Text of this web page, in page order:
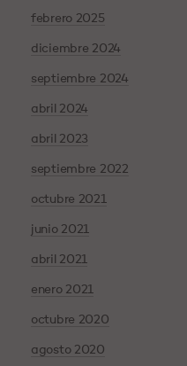
febrero 2025
diciembre 2024
septiembre 2024
abril 2024
abril 2023
septiembre 2022
octubre 2021
junio 2021
abril 2021
enero 2021
octubre 2020
agosto 2020